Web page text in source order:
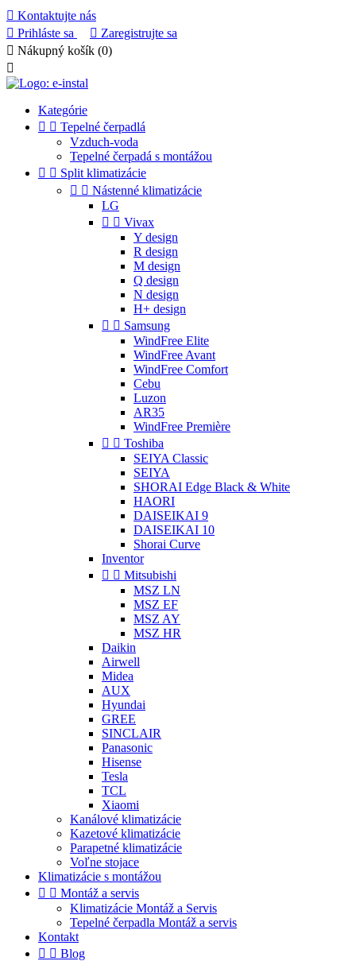
 Kontaktujte nás
 Prihláste sa  Zaregistrujte sa
 Nákupný košík (0)

Kategórie
  Tepelné čerpadlá
Vzduch-voda
Tepelné čerpadá s montážou
  Split klimatizácie
  Nástenné klimatizácie
LG
  Vivax
Y design
R design
M design
Q design
N design
H+ design
  Samsung
WindFree Elite
WindFree Avant
WindFree Comfort
Cebu
Luzon
AR35
WindFree Première
  Toshiba
SEIYA Classic
SEIYA
SHORAI Edge Black & White
HAORI
DAISEIKAI 9
DAISEIKAI 10
Shorai Curve
Inventor
  Mitsubishi
MSZ LN
MSZ EF
MSZ AY
MSZ HR
Daikin
Airwell
Midea
AUX
Hyundai
GREE
SINCLAIR
Panasonic
Hisense
Tesla
TCL
Xiaomi
Kanálové klimatizácie
Kazetové klimatizácie
Parapetné klimatizácie
Voľne stojace
Klimatizácie s montážou
  Montáž a servis
Klimatizácie Montáž a Servis
Tepelné čerpadla Montáž a servis
Kontakt
  Blog